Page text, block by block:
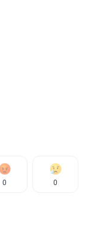
0 0